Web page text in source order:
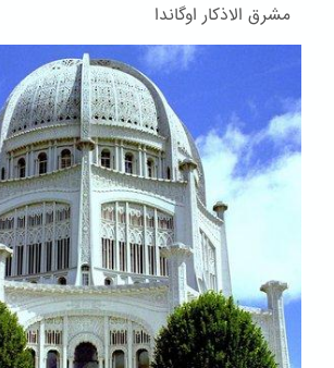
مشرق الاذکار اوگاندا